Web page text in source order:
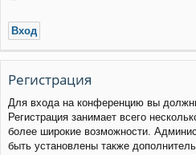
Регистрация
Для входа на конференцию вы
Регистрация занимает всего
более широкие возможности.
быть установлены также